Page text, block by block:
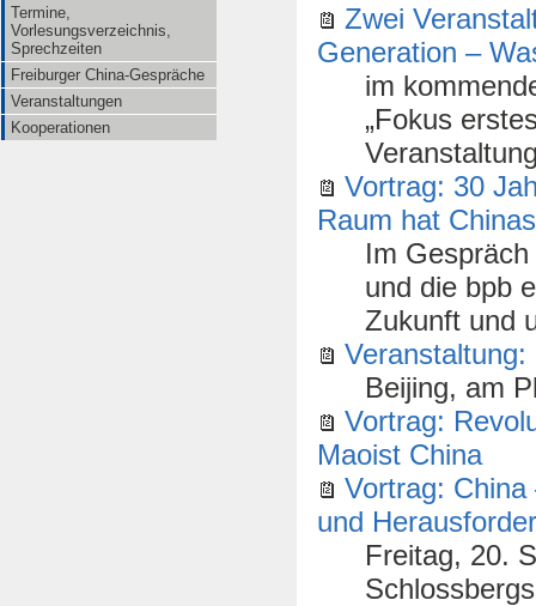
Termine,
Vorlesungsverzeichnis,
Sprechzeiten
Freiburger China-Gespräche
Veranstaltungen
Kooperationen
Zwei
Generation –
im
„Fokus
Vortrag: 30
Raum hat
Im
und die bpb
Zukunft und
Beijing, am
Vortrag:
Maoist China
Vortrag:
und
Freitag, 20.